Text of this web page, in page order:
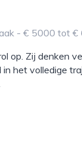
- € 5000 tot €
op. Zij denken
het volledige